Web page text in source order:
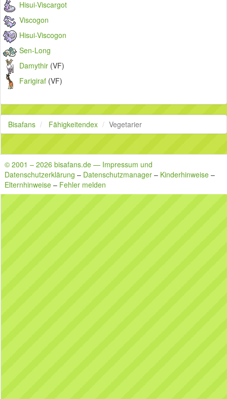
Hisui-Viscargot
Viscogon
Hisui-Viscogon
Sen-Long
Damythir (VF)
Farigiraf (VF)
Bisafans Fähigkeitendex Vegetarier
© 2001 – 2026 bisafans.de — Impressum und
Datenschutzerklärung – Datenschutzmanager – Kinderhinweise –
Elternhinweise – Fehler melden